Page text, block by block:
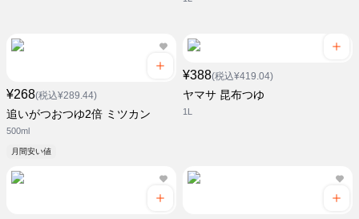
¥268(税込¥289.44)
追いがつおつゆ2倍 ミツカン
500ml
月間安い値
¥388(税込¥419.04)
ヤマサ 昆布つゆ
1L